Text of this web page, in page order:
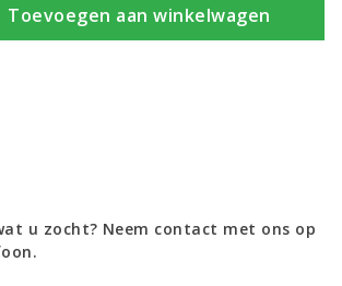
Toevoegen aan winkelwagen
u zocht? Neem contact met ons op